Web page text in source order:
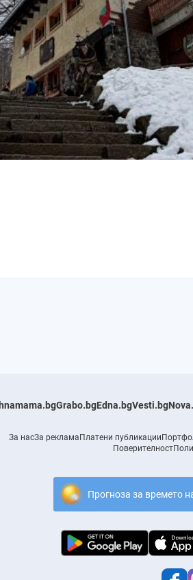
Grabo.bgEdna.bgVesti.bg
За насЗа рекламаПлатени публикации
Поверителност
Прогноза за времето